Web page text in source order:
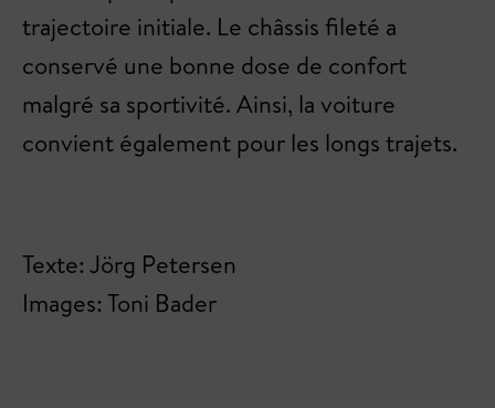
trajectoire initiale. Le châssis fileté a
conservé une bonne dose de confort
malgré sa sportivité. Ainsi, la voiture
convient également pour les longs trajets.
Texte: Jörg Petersen
Images: Toni Bader